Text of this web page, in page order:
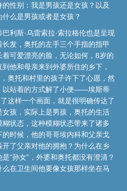
性别：我是男孩还是女孩？以及
么是男孩或者是女孩？
利斯·乌雷索拉·索拉格伦也是呈现
发，奥托的左手三个手指的指甲
可爱漂亮的脸，无论如何，8岁的
他和母亲来到外婆所住的乡下，
奥托和村里的孩子许下了心愿，然
以站着的方式解了小便——埃斯蒂
这样一个画面，就是很明确传达了
孩，实际上是男孩，奥托的生活
状态，这种模糊状态带来了诸多
时候，他的哥哥埃内科和父亲戈
了父亲对他的拥抱？为什么在乡
“孙女”，外婆和奥托都没有澄清？
在卫生间他要像女孩那样坐在马